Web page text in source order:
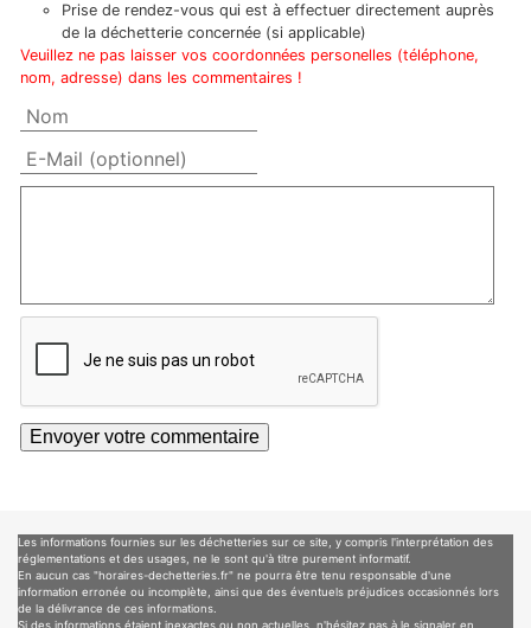
Prise de rendez-vous qui est à effectuer directement auprès
de la déchetterie concernée (si applicable)
Veuillez ne pas laisser vos coordonnées personelles (téléphone,
nom, adresse) dans les commentaires !
Les informations fournies sur les déchetteries sur ce site, y compris l'interprétation des
réglementations et des usages, ne le sont qu'à titre purement informatif.
En aucun cas "horaires-dechetteries.fr" ne pourra être tenu responsable d'une
information erronée ou incomplète, ainsi que des éventuels préjudices occasionnés lors
de la délivrance de ces informations.
Si des informations étaient inexactes ou non actuelles, n'hésitez pas à le signaler en